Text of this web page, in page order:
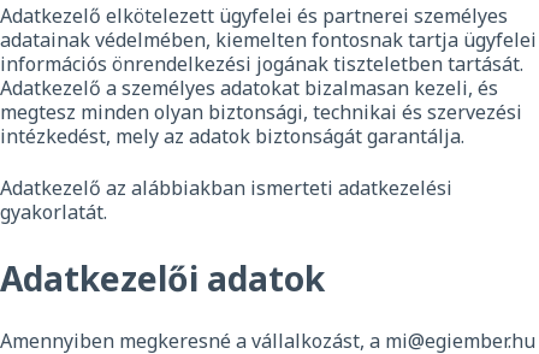
Adatkezelő elkötelezett ügyfelei és partnerei személyes
adatainak védelmében, kiemelten fontosnak tartja ügyfelei
információs önrendelkezési jogának tiszteletben tartását.
Adatkezelő a személyes adatokat bizalmasan kezeli, és
megtesz minden olyan biztonsági, technikai és szervezési
intézkedést, mely az adatok biztonságát garantálja.
Adatkezelő az alábbiakban ismerteti adatkezelési
gyakorlatát.
Adatkezelői adatok
Amennyiben megkeresné a vállalkozást, a mi@egiember.hu